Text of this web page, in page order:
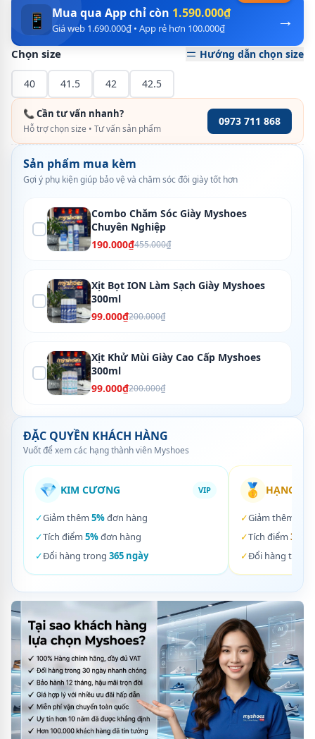
→
📱 Mua qua App chỉ còn 1.590.000₫
Giá web 1.690.000₫ • App rẻ hơn 100.000₫
Chọn size Hướng dẫn chọn size
40 41.5 42 42.5
📞 Cần tư vấn nhanh?
Hỗ trợ chọn size • Tư vấn sản phẩm
0973 711 868
Sản phẩm mua kèm
Gợi ý phụ kiện giúp bảo vệ và chăm sóc đôi giày tốt hơn
Combo Chăm Sóc Giày Myshoes
Chuyên Nghiệp
190.000₫455.000₫
Xịt Bọt ION Làm Sạch Giày Myshoes
300ml
99.000₫200.000₫
Xịt Khử Mùi Giày Cao Cấp Myshoes
300ml
99.000₫200.000₫
ĐẶC QUYỀN KHÁCH HÀNG
Vuốt để xem các hạng thành viên Myshoes
💎 KIM CƯƠNG VIP
✓Giảm thêm 5%đơn hàng
✓Tích điểm 5%đơn hàng
✓Đổi hàng trong 365 ngày
🥇 HẠNG
✓Giảm thêm
✓Tích điểm 3%
✓Đổi hàng trong